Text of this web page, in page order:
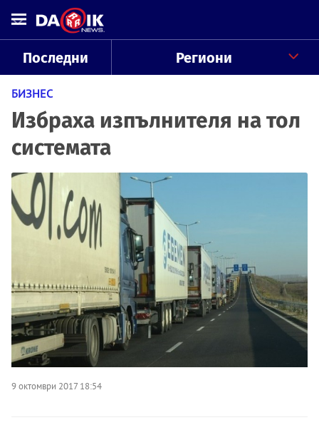
Последни Региони
БИЗНЕС
Избраха изпълнителя на тол
системата
9 октомври 2017 18:54